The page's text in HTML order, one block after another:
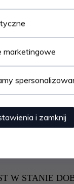
W STANIE
marketingowe
i zamknij